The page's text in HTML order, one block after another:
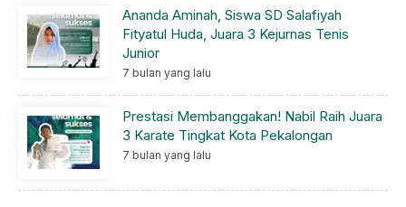
Ananda Aminah, Siswa SD Salafiyah
Fityatul Huda, Juara 3 Kejurnas Tenis
Junior
7 bulan yang lalu
Prestasi Membanggakan! Nabil Raih Juara
3 Karate Tingkat Kota Pekalongan
7 bulan yang lalu